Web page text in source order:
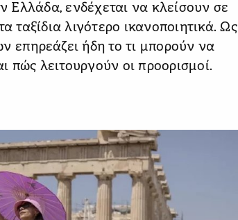
Ελλάδα, ενδέχεται να κλείσουν σε
ταξίδια λιγότερο ικανοποιητικά. Ως
επηρεάζει ήδη το τι μπορούν να
πώς λειτουργούν οι προορισμοί.